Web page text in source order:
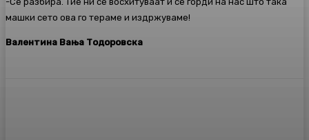
машки сето ова го тераме и издржуваме!
Валентина Вања Тодоровска